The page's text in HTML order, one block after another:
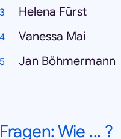
Helena Fürst
Vanessa Mai
Jan Böhmermann
Fragen: Wie ... ?